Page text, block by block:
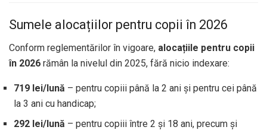
Sumele alocațiilor pentru copii în 2026
Conform reglementărilor în vigoare, alocațiile pentru copii
în 2026 rămân la nivelul din 2025, fără nicio indexare:
719 lei/lună – pentru copiii până la 2 ani și pentru cei până
la 3 ani cu handicap;
292 lei/lună – pentru copiii între 2 și 18 ani, precum și